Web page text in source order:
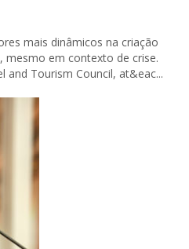
mais dinâmicos na criação
mesmo em contexto de crise.
and Tourism Council, at&eac...